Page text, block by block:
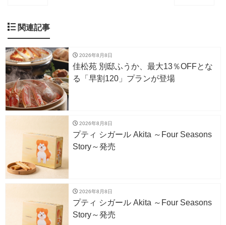
関連記事
2026年8月8日
佳松苑 別邸ふうか、最大13％OFFとな
る「早割120」プランが登場
2026年8月8日
プティ シガール Akita ～Four Seasons
Story～発売
2026年8月8日
プティ シガール Akita ～Four Seasons
Story～発売